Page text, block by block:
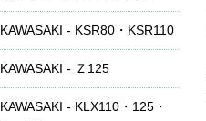
KAWASAKI - KSR80・KSR110
KAWASAKI - Ｚ125
KAWASAKI - KLX110・125・